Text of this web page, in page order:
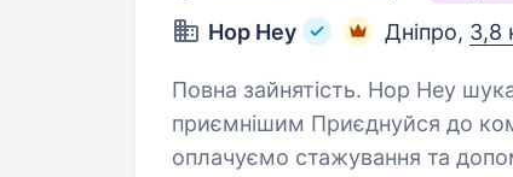
Hop Hey Дніпро, 3,8
Повна зайнятість. Hop Hey шукає людей, які зроблять похід за пивом
приємнішим Приєднуйся до
оплачуємо стажування та